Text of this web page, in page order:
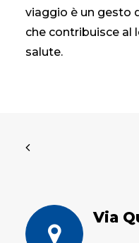
viaggio è un gesto
che contribuisce al
salute.
Via